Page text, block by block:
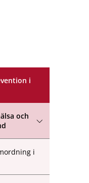
i
och
i